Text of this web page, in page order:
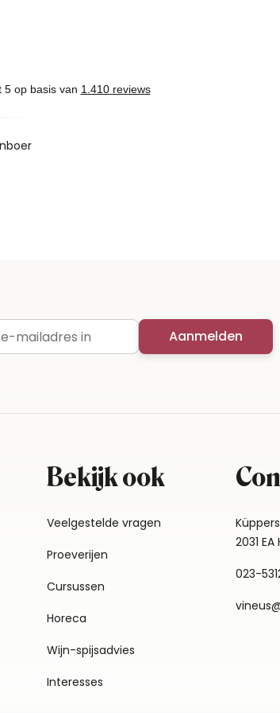
Aanmelden
Bekijk ook
Veelgestelde vragen
Proeverijen
Cursussen
Horeca
Wijn-spijsadvies
Interesses
2031
023-